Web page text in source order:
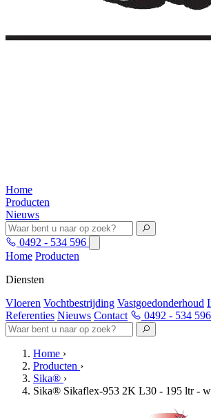
Home
Producten
Nieuws
0492 - 534 596
Home Producten
Diensten
Vloeren Vochtbestrijding Vastgoedonderhoud
Referenties Nieuws Contact 0492 - 534 596
Home ›
Producten ›
Sika® ›
Sika® Sikaflex-953 2K L30 - 195 ltr -